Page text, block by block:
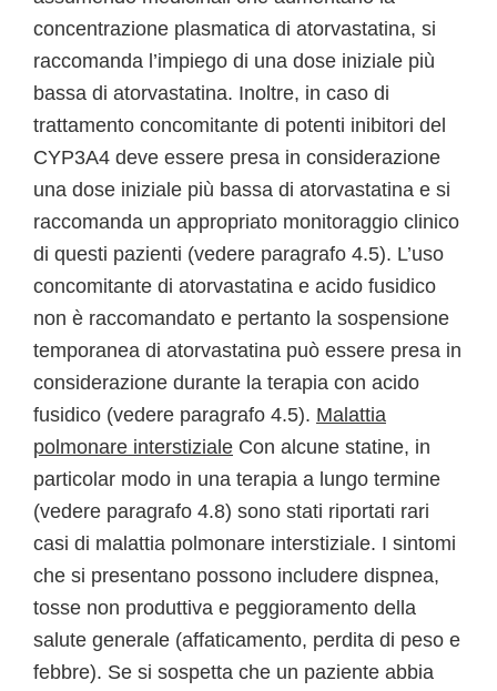
concentrazione plasmatica di atorvastatina, si
raccomanda l’impiego di una dose iniziale più
bassa di atorvastatina. Inoltre, in caso di
trattamento concomitante di potenti inibitori del
CYP3A4 deve essere presa in considerazione
una dose iniziale più bassa di atorvastatina e si
raccomanda un appropriato monitoraggio clinico
di questi pazienti (vedere paragrafo 4.5). L’uso
concomitante di atorvastatina e acido fusidico
non è raccomandato e pertanto la sospensione
temporanea di atorvastatina può essere presa in
considerazione durante la terapia con acido
fusidico (vedere paragrafo 4.5). Malattia
polmonare interstiziale Con alcune statine, in
particolar modo in una terapia a lungo termine
(vedere paragrafo 4.8) sono stati riportati rari
casi di malattia polmonare interstiziale. I sintomi
che si presentano possono includere dispnea,
tosse non produttiva e peggioramento della
salute generale (affaticamento, perdita di peso e
febbre). Se si sospetta che un paziente abbia